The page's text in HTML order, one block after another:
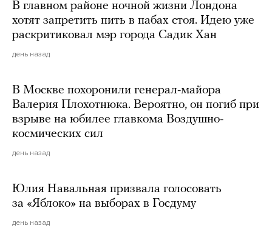
В главном районе ночной жизни Лондона
хотят запретить пить в пабах стоя. Идею уже
раскритиковал мэр города Садик Хан
день назад
В Москве похоронили генерал-майора
Валерия Плохотнюка. Вероятно, он погиб при
взрыве на юбилее главкома Воздушно-
космических сил
день назад
Юлия Навальная призвала голосовать
за «Яблоко» на выборах в Госдуму
день назад